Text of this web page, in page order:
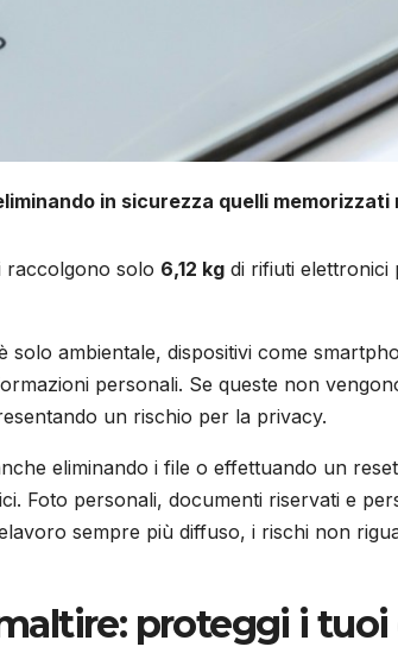
in sicurezza quelli
raccolgono solo 6,12 kg di rifiuti elettronici
solo ambientale, dispositivi come
personali. Se queste non
un rischio per la privacy.
eliminando i file o effettuando un
Foto personali, documenti riservati e
sempre più diffuso, i rischi non
proteggi i